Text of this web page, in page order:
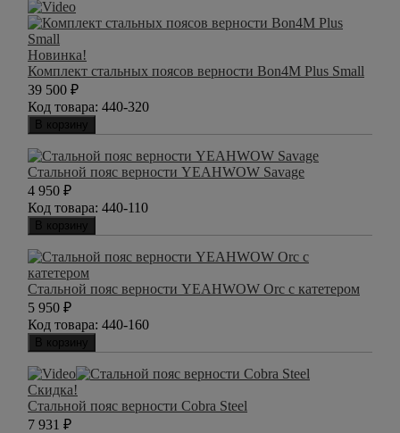
Новинка!
Комплект стальных поясов верности Bon4M Plus Small
39 500 ₽
Код товара: 440-320
В корзину
Стальной пояс верности YEAHWOW Savage
4 950 ₽
Код товара: 440-110
В корзину
Стальной пояс верности YEAHWOW Orc с катетером
5 950 ₽
Код товара: 440-160
В корзину
Скидка!
Стальной пояс верности Cobra Steel
7 931 ₽